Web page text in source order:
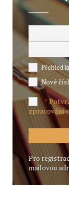
Přehled
Nové
*
zpracování
Pro
mailovou